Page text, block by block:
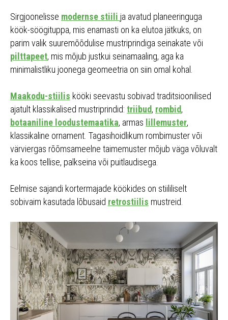
Sirgjoonelisse modernse stiili ja avatud planeeringuga
köök-söögituppa, mis enamasti on ka elutoa jätkuks, on
parim valik suuremõõdulise mustriprindiga seinakate või
pilttapeet, mis mõjub justkui seinamaaling, aga ka
minimalistliku joonega geomeetria on siin omal kohal.
Maakodu-stiilis kööki seevastu sobivad traditsioonilised
ajatult klassikalised mustriprindid: triibud, rombid,
botaaniline loodustemaatika, armas lillemuster,
klassikaline ornament. Tagasihoidlikum rombimuster või
värviergas rõõmsameelne taimemuster mõjub väga võluvalt
ka koos tellise, palkseina või puitlaudisega.
Eelmise sajandi kortermajade köökides on stiililiselt
sobivaim kasutada lõbusaid retrostiilis mustreid.